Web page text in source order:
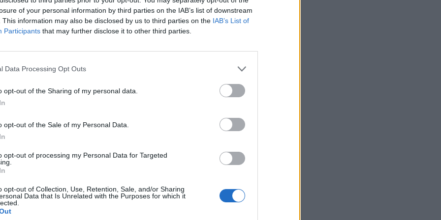
of your personal information by third parties on the IAB’s list of downstream
This information may also be disclosed by us to third parties on the IAB’s List of
Participants that may further disclose it to other third parties.
Data Processing Opt Outs
opt-out of the Sharing of my personal data.
opt-out of the Sale of my Personal Data.
opt-out of processing my Personal Data for Targeted
opt-out of Collection, Use, Retention, Sale, and/or Sharing
Data that Is Unrelated with the Purposes for which it
ευθύνη συντονισμού ;
την προστασία των πληθυσμών;
περιοχών;
απαντήσεις η Περιφερειακή Ενότητα
είναι λογικό να δεσμεύονται όλες οι
όλη την χώρα «παγώνουν» ακόμα και τα
κίνδυνος μετάδοσης του ιού από
στο αίμα προκειμένου να
με την συγκέντρωση αρκετών
και ποιος είναι φορέας που